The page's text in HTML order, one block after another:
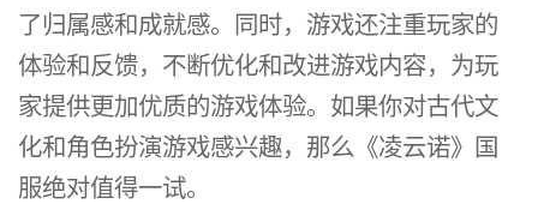
了归属感和成就感。同时，游戏还注重玩家的
体验和反馈，不断优化和改进游戏内容，为玩
家提供更加优质的游戏体验。如果你对古代文
化和角色扮演游戏感兴趣，那么《凌云诺》国
服绝对值得一试。